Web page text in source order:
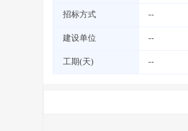
招标方式 --
建设单位 --
工期(天) --